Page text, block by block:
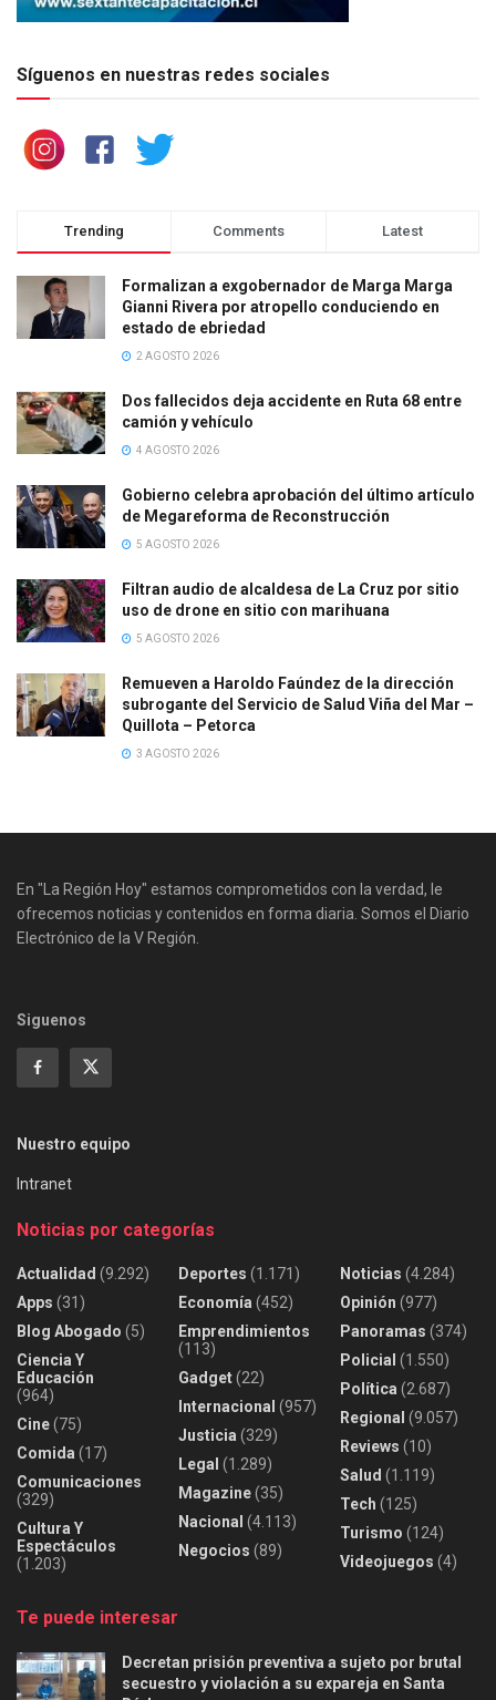
Síguenos en nuestras redes sociales
Trending Comments Latest
Formalizan a exgobernador de Marga Marga
Gianni Rivera por atropello conduciendo en
estado de ebriedad
2 AGOSTO 2026
Dos fallecidos deja accidente en Ruta 68 entre
camión y vehículo
4 AGOSTO 2026
Gobierno celebra aprobación del último artículo
de Megareforma de Reconstrucción
5 AGOSTO 2026
Filtran audio de alcaldesa de La Cruz por sitio
uso de drone en sitio con marihuana
5 AGOSTO 2026
Remueven a Haroldo Faúndez de la dirección
subrogante del Servicio de Salud Viña del Mar –
Quillota – Petorca
3 AGOSTO 2026
En "La Región Hoy" estamos comprometidos con la verdad, le
ofrecemos noticias y contenidos en forma diaria. Somos el Diario
Electrónico de la V Región.
Siguenos
Nuestro equipo
Intranet
Noticias por categorías
Actualidad (9.292)
Apps (31)
Blog Abogado (5)
Ciencia Y
Educación
(964)
Cine(75)
Comida (17)
Comunicaciones
(329)
Cultura Y
Espectáculos
(1.203)
Deportes (1.171)
Economía (452)
Emprendimientos
(113)
Gadget(22)
Internacional (957)
Justicia (329)
Legal (1.289)
Magazine(35)
Nacional (4.113)
Negocios (89)
Noticias (4.284)
Opinión (977)
Panoramas (374)
Policial (1.550)
Política (2.687)
Regional (9.057)
Reviews (10)
Salud (1.119)
Tech (125)
Turismo (124)
Videojuegos (4)
Te puede interesar
Decretan prisión preventiva a sujeto por brutal
secuestro y violación a su expareja en Santa